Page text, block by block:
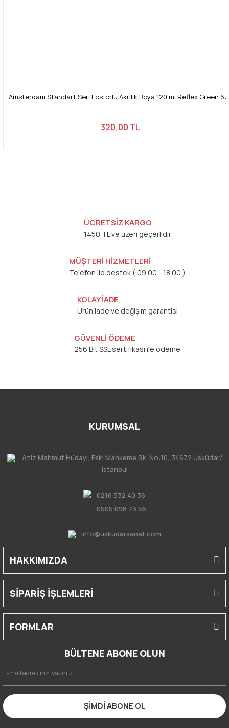
Amsterdam Standart Seri Fosforlu Akrilik Boya 120 ml Reflex Green
320,00 TL
ÜCRETSİZ KARGO
1450 TL ve üzeri geçerlidir
MÜŞTERİ HİZMETLERİ
Telefon ile destek ( 09.00 - 18.00 )
KOLAY İADE
Ürün iade ve değişim garantisi
GÜVENLİ ÖDEME
256 Bit SSL sertifikası ile ödeme
KURUMSAL
Aziz Mahmut Hüdayi, Eski Mahkeme Sk. No:10, 34672 Üsküdar/
İstanbul
0216 532 40 36
0505 098 73 56
info@uskudarsanat.com
HAKKIMIZDA
SİPARİŞ İŞLEMLERİ
FORMLAR
BÜLTENE ABONE OLUN
ŞİMDİ ABONE OL